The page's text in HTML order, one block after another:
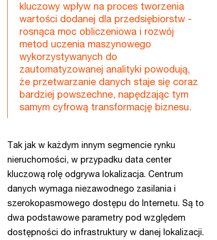
kluczowy wpływ na proces tworzenia
wartości dodanej dla przedsiębiorstw -
rosnąca moc obliczeniowa i rozwój
metod uczenia maszynowego
wykorzystywanych do
zautomatyzowanej analityki powodują,
że przetwarzanie danych staje się coraz
bardziej powszechne, napędzając tym
samym cyfrową transformację biznesu.
Tak jak w każdym innym segmencie rynku
nieruchomości, w przypadku data center
kluczową rolę odgrywa lokalizacja. Centrum
danych wymaga niezawodnego zasilania i
szerokopasmowego dostępu do Internetu. Są to
dwa podstawowe parametry pod względem
dostępności do infrastruktury w danej lokalizacji.